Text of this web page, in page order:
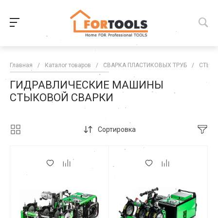
Главная / Каталог товаров / СВАРКА ПЛАСТИКОВЫХ ТРУБ /
ГИДРАВЛИЧЕСКИЕ МАШИНЫ
СТЫКОВОЙ СВАРКИ
Сортировка